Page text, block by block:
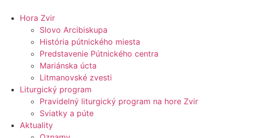
Hora Zvir
Slovo Arcibiskupa
História pútnického miesta
Predstavenie Pútnického centra
Mariánska úcta
Litmanovské zvesti
Liturgický program
Pravidelný liturgický program na hore Zvir
Sviatky a púte
Aktuality